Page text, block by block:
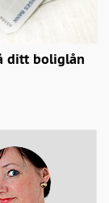
ditt boliglån